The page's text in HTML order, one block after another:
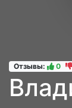
Отзывы: 0